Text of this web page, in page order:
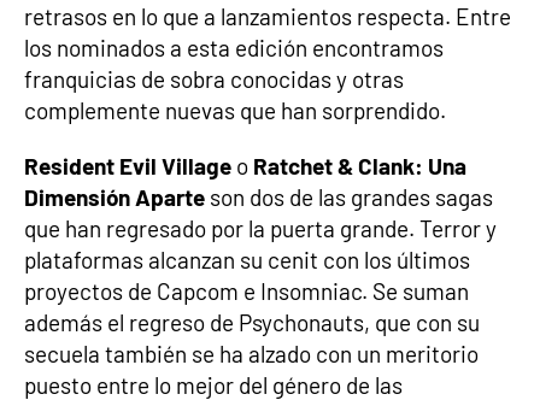
retrasos en lo que a lanzamientos respecta. Entre
los nominados a esta edición encontramos
franquicias de sobra conocidas y otras
complemente nuevas que han sorprendido.
Resident Evil Village o Ratchet & Clank: Una
Dimensión Aparte son dos de las grandes sagas
que han regresado por la puerta grande. Terror y
plataformas alcanzan su cenit con los últimos
proyectos de Capcom e Insomniac. Se suman
además el regreso de Psychonauts, que con su
secuela también se ha alzado con un meritorio
puesto entre lo mejor del género de las